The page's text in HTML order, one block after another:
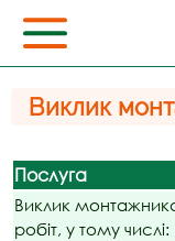
Виклик
Послуга
Виклик
робіт, у тому числі: